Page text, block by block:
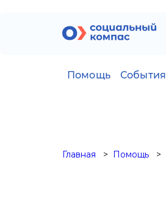
Помощь События
Главная Помощь